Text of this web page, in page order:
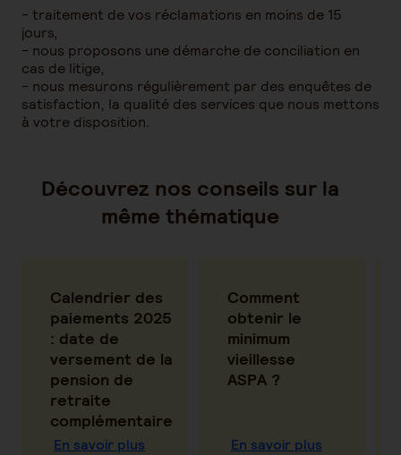
- traitement de vos réclamations en moins de 15
jours,
- nous proposons une démarche de conciliation en
cas de litige,
- nous mesurons régulièrement par des enquêtes de
satisfaction, la qualité des services que nous mettons
à votre disposition.
Découvrez nos conseils sur la
même thématique
Calendrier des
paiements 2025
: date de
versement de la
pension de
retraite
complémentaire
En savoir plus
Comment
obtenir le
minimum
vieillesse
ASPA ?
En savoir plus